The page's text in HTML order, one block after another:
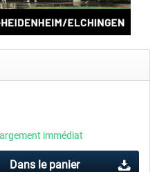
sim-wings Hamburg
immédiat
Dans le panier